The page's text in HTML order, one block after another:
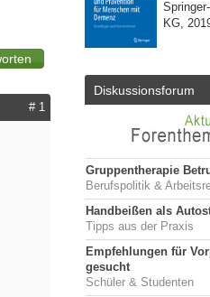
# 1
KG,
Diskussionsforum
Gruppentherapie
Berufspolitik &
Handbeißen als
Tipps aus der Praxis
Empfehlungen für
gesucht
Schüler & Studenten